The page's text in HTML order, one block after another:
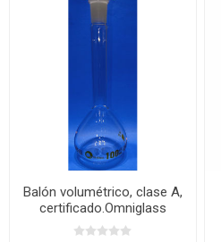
Balón volumétrico, clase A,
certificado.Omniglass